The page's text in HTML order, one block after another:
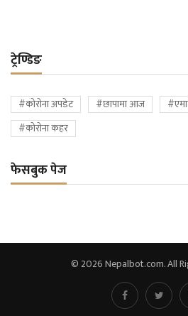
ट्रेण्डिङ
#कोरोना अपडेट #छापामा आज
#कोरोना कहर
फेसबुक पेज
© 2026 Nepalbot.com. All